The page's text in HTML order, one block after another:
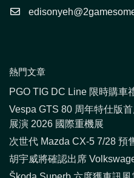
熱門文章
PGO TIG DC Line 限時購車
Vespa GTS 80 周年特仕版
展演 2026 國際重機展
次世代 Mazda CX-5 7/28 預
胡宇威將確認出席